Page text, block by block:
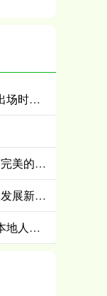
怀远股票 帕森斯: 常规赛必须限制恩比德出场时间 打40场&每场25分钟就行了
多盈策略 詹姆斯之所以纠结，是因为没有完美的选择
配亿多 浪涌琴湖绘协同新卷，桨连四城启发展新篇｜2026 全国桨板 U 系列赛暨长三角城市联赛桨板公开赛（常熟站）收官
尊享配资 宁夏戈壁滩上立了座欧式城堡, 本地人婚纱照都去那儿拍